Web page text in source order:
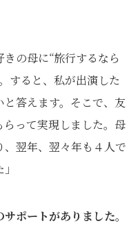
きの母に“旅行するなら
すると、私が出演した
と答えます。そこで、友
って実現しました。母
翌年、翌々年も４人で
サポートがありました。